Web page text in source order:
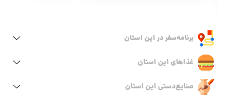
برنامه‌سفر‌ در این استان
غذاهای این استان
صنایع‌دستی این استان